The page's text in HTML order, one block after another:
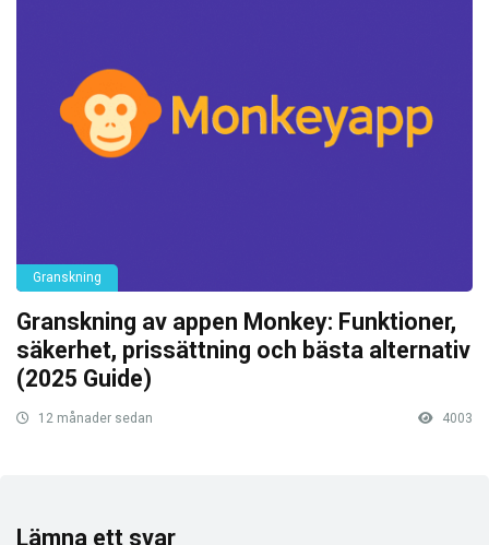
Granskning
Granskning av appen Monkey: Funktioner,
säkerhet, prissättning och bästa alternativ
(2025 Guide)
12 månader sedan 4003
Lämna ett svar